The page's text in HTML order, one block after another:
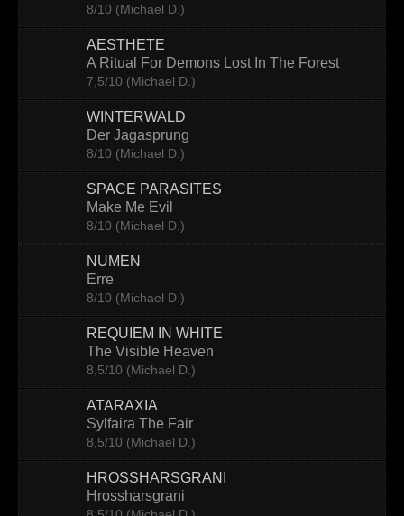
8/10 (Michael D.)
AESTHETE
A Ritual For Demons Lost In The Forest
7,5/10 (Michael D.)
WINTERWALD
Der Jagasprung
8/10 (Michael D.)
SPACE PARASITES
Make Me Evil
8/10 (Michael D.)
NUMEN
Erre
8/10 (Michael D.)
REQUIEM IN WHITE
The Visible Heaven
8,5/10 (Michael D.)
ATARAXIA
Sylfaira The Fair
8,5/10 (Michael D.)
HROSSHARSGRANI
Hrossharsgrani